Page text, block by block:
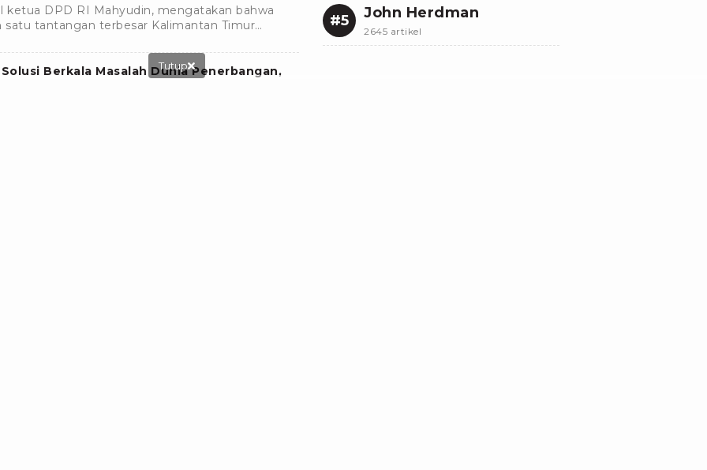
ketua DPD RI Mahyudin, mengatakan bahwa
satu tantangan terbesar Kalimantan Timur
Nusantara adalah bagaimana membangun
Sumber Daya Manusia (SDM) yang berkualitas
Berkala Masalah Dunia Penerbangan,
#5 John Herdman
2645 artikel
Tutup